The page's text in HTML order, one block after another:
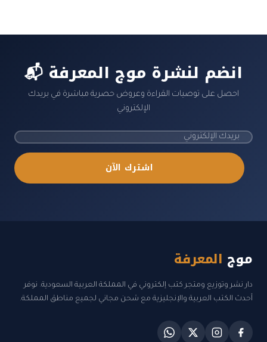
📬 انضم لنشرة موج المعرفة
احصل على توصيات القراءة وعروض حصرية مباشرة في بريدك
الإلكتروني
اشترك الآن
موج المعرفة
دار نشر وتوزيع ومتجر كتب إلكتروني في المملكة العربية السعودية. نوفر
أحدث الكتب العربية والإنجليزية مع شحن مجاني لجميع مناطق المملكة.